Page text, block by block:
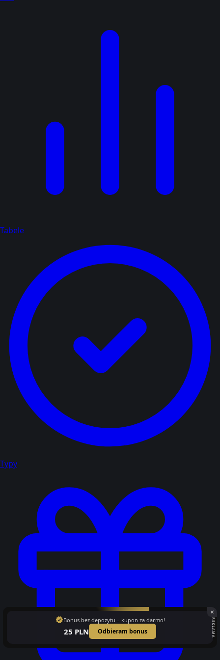
✕
verifiedBonus bez depozytu – kupon za darmo!
25 PLN Odbieram bonus REKLAMA
Tabele
Typy